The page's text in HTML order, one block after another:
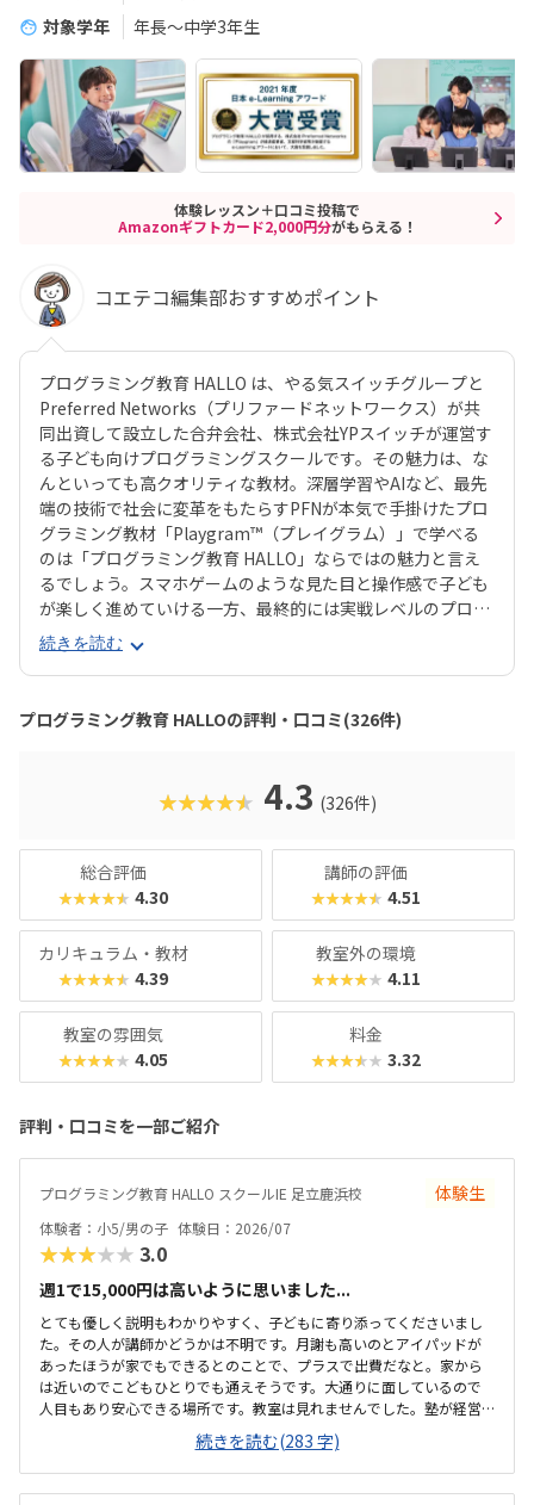
対象学年
年長～中学3年生
体験レッスン＋口コミ投稿で
Amazonギフトカード2,000円分がもらえる！
コエテコ編集部おすすめポイント
プログラミング教育 HALLO は、やる気スイッチグループと
Preferred Networks（プリファードネットワークス）が共
同出資して設立した合弁会社、株式会社YPスイッチが運営す
る子ども向けプログラミングスクールです。その魅力は、な
んといっても高クオリティな教材。深層学習やAIなど、最先
端の技術で社会に変革をもたらすPFNが本気で手掛けたプロ
グラミング教材「Playgram™（プレイグラム）」で学べる
のは「プログラミング教育 HALLO」ならではの魅力と言え
るでしょう。スマホゲームのような見た目と操作感で子ども
が楽しく進めていける一方、最終的には実戦レベルのプログ
ラミングスキルが身につく「Playgram」には、まるでマイ
ンクラフト（マイクラ）のように3D空間をデザインできるモ
ードも。子どもの創造性と技術力、そのどちらも高めていけ
るスクールをお探しのご家庭にぴったりのスクールです。ま
た、運営元のやる気スイッチグループといえば、子どもの性
名。学習計画や講師とのマッチングに使われるそうで、「教
材はいいけど、先生との相性が……」なんてトラブルも極力
くの教室に足を運んでみてくださいね。
続きを読む
プログラミング教育 HALLOの評判・口コミ(326件)
★★★★★ 4.3 (326件)
総合評価
★★★★★ 4.30
講師の評価
★★★★★ 4.51
カリキュラム・教材
★★★★★ 4.39
教室外の環境
★★★★★ 4.11
教室の雰囲気
★★★★★ 4.05
料金
★★★★★ 3.32
評判・口コミを一部ご紹介
プログラミング教育 HALLO スクールIE 足立鹿浜校 体験生
体験者：小5/男の子 体験日：2026/07
★★★★★ 3.0
週1で15,000円は高いように思いました...
とても優しく説明もわかりやすく、子どもに寄り添ってくださいまし
た。その人が講師かどうかは不明です。月謝も高いのとアイパッドが
あったほうが家でもできるとのことで、プラスで出費だなと。家から
は近いのでこどもひとりでも通えそうです。大通りに面しているので
人目もあり安心できる場所です。教室は見れませんでした。塾が経営
しているとのことで塾の方の教室は少し覗けました。建物自体が古い
感じでした。週1で15,000円は高いように思いました。もう少し回数を
増やしてもらうか、下げてもらえると助かります。説明してくれた方
はとても説明がわかりやすく、こどもに寄り添ってくださいました。
続きを読む(283 字)